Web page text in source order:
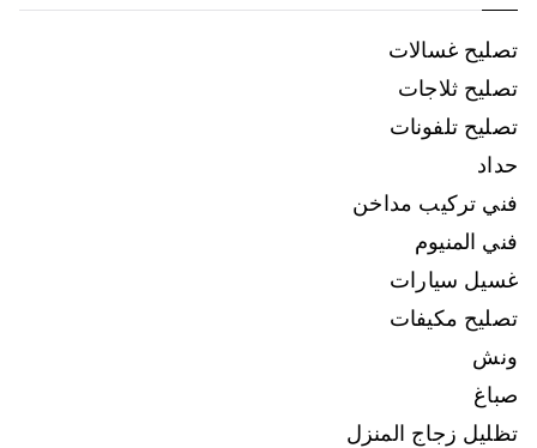
تصليح غسالات
تصليح ثلاجات
تصليح تلفونات
حداد
فني تركيب مداخن
فني المنيوم
غسيل سيارات
تصليح مكيفات
ونش
صباغ
تظليل زجاج المنزل